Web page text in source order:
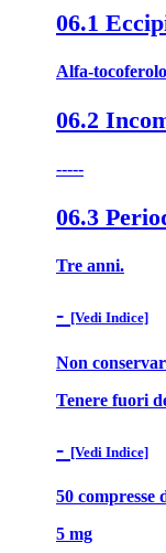
06.1
Alfa-
06.2
-----
06.3
Tre anni.
- [Vedi Indice]
Non
Tenere fuori
- [Vedi Indice]
50 compresse
5 mg